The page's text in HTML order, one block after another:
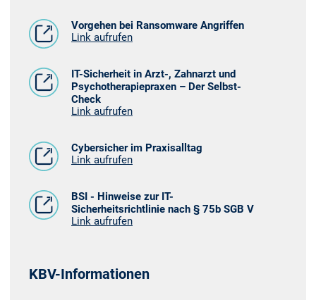
Vorgehen bei Ransomware Angriffen
Link aufrufen
IT-Sicherheit in Arzt-, Zahnarzt und
Psychotherapiepraxen – Der Selbst-
Check
Link aufrufen
Cybersicher im Praxisalltag
Link aufrufen
BSI - Hinweise zur IT-
Sicherheitsrichtlinie nach § 75b SGB V
Link aufrufen
KBV-Informationen